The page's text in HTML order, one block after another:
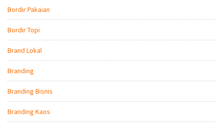
Bordir Pakaian
Bordir Topi
Brand Lokal
Branding
Branding Bisnis
Branding Kaos